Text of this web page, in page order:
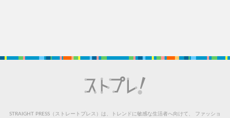
STRAIGHT PRESS（ストレートプレス）は、トレンドに敏感な生活者へ向けて、 ファッショ